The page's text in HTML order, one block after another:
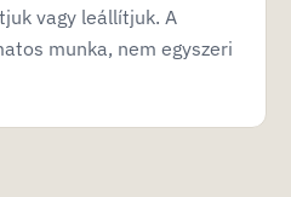
vagy leállítjuk. A
munka, nem egyszeri